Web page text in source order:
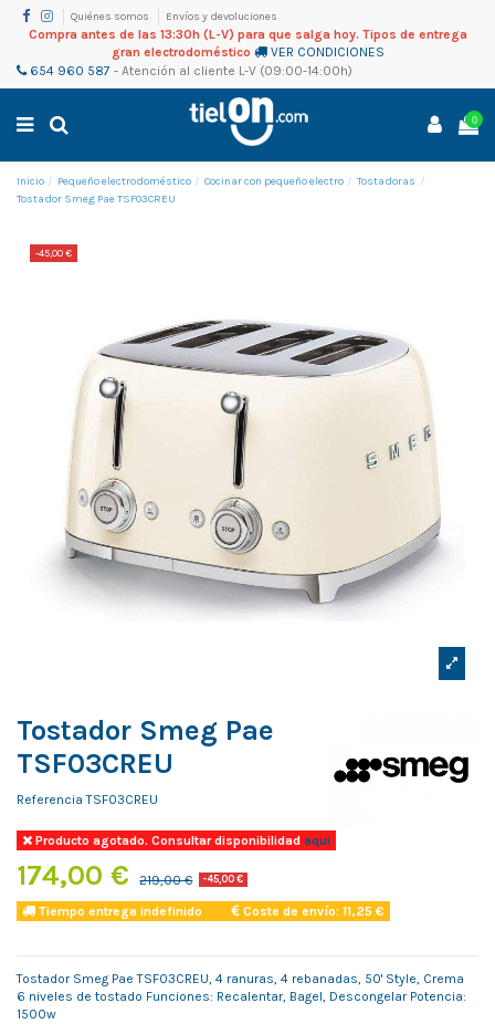
Quiénes somos Envíos y devoluciones
Compra antes de las 13:30h (L-V) para que salga hoy. Tipos de entrega
gran electrodoméstico
VER CONDICIONES
654 960 587 - Atención al cliente L-V (09:00-14:00h)
0
Inicio Pequeño electrodoméstico Cocinar con pequeño electro
Tostadoras
Tostador Smeg Pae TSF03CREU
-45,00 €
Tostador Smeg Pae
TSF03CREU
Referencia TSF03CREU
Producto agotado. Consultar disponibilidadaqui
174,00 € 219,00 € -45,00 €
Tiempo entrega indefinido Coste de envío: 11,25 €
Tostador Smeg Pae TSF03CREU, 4 ranuras, 4 rebanadas, 50' Style, Crema
6 niveles de tostado Funciones: Recalentar, Bagel, Descongelar Potencia:
1500w